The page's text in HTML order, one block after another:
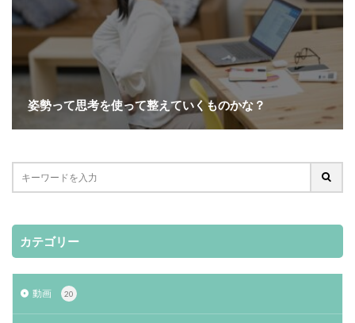
姿勢って思考を使って整えていくものかな？
カテゴリー
動画 20